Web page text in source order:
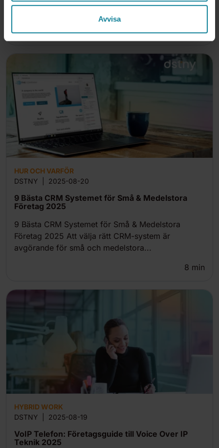
Avvisa
13 min
HUR OCH VARFÖR
DSTNY
2025-08-20
9 Bästa CRM Systemet för Små & Medelstora
Företag 2025
9 Bästa CRM Systemet för Små & Medelstora
Företag 2025 Att välja rätt CRM-system är
avgörande för små och medelstora...
8 min
HYBRID WORK
DSTNY
2025-08-19
VoIP Telefon: Företagsguide till Voice Over IP
Teknik 2025